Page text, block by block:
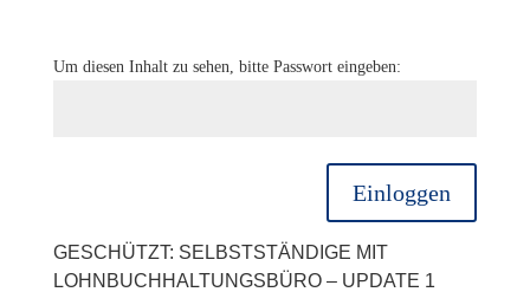
Um diesen Inhalt zu sehen, bitte Passwort eingeben:
Einloggen
GESCHÜTZT: SELBSTSTÄNDIGE MIT
LOHNBUCHHALTUNGSBÜRO – UPDATE 1